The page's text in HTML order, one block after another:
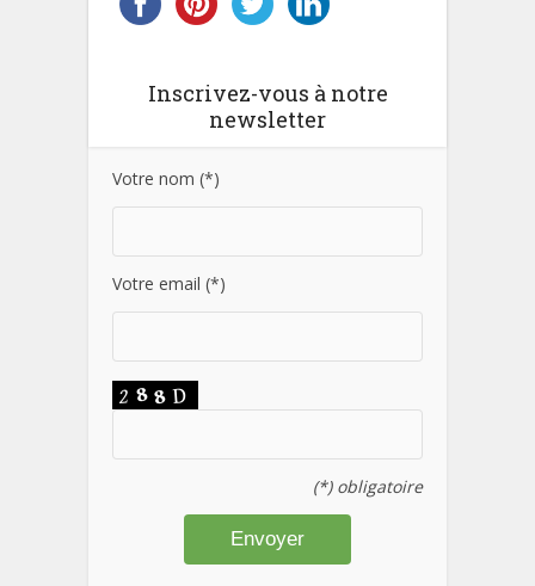
Inscrivez-vous à notre
newsletter
Votre nom (*)
Votre email (*)
(*) obligatoire